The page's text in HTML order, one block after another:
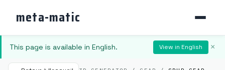
meta-matic
This page is available in English. View in English ×